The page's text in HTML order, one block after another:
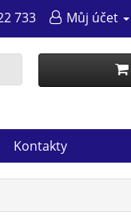
733 Můj účet
Kontakty